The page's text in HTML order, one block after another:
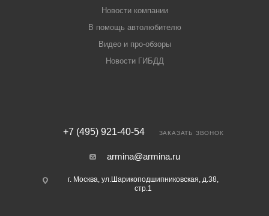
Новости компании
В помощь автолюбителю
Видео и про-обзоры
Новости ГИБДД
+7 (495) 921-40-54 ЗАКАЗАТЬ ЗВОНОК
armina@armina.ru
г. Москва, ул.Шарикоподшипниковская, д.38,
стр.1